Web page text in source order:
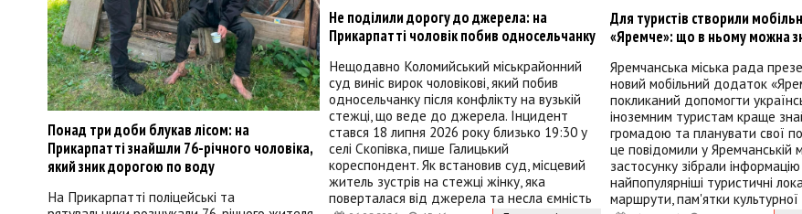
Понад три доби блукав лісом: на
Прикарпатті знайшли 76-річного чоловіка,
який зник дорогою по воду
На Прикарпатті поліцейські та
Не поділили дорогу до джерела: на
Прикарпатті чоловік побив односельчанку
Нещодавно Коломийський міськрайонний
суд виніс вирок чоловікові, який побив
односельчанку після конфлікту на вузькій
стежці, що веде до джерела. Інцидент
стався 18 липня 2026 року близько 19:30 у
селі Скопівка, пише Галицький
кореспондент. Як встановив суд, місцевий
житель зустрів на стежці жінку, яка
поверталася від джерела та несла ємність
Для туристів створили
«Яремче»: що в ньому можна
Яремчанська міська рада
новий мобільний додаток
покликаний допомогти
іноземним туристам краще
громадою та планувати свої
це повідомили у Яремчанській
застосунку зібрали
найпопулярніші туристичні
маршрути, пам'ятки культурної